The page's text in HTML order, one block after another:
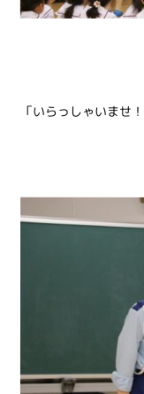
「いらっしゃいませ